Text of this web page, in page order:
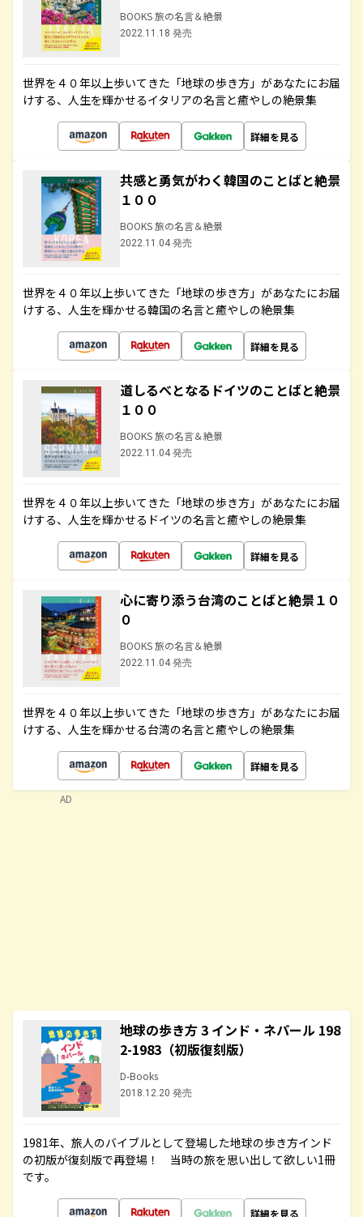
BOOKS 旅の名言＆絶景
2022.11.18 発売
世界を４０年以上歩いてきた「地球の歩き方」があなたにお届
けする、人生を輝かせるイタリアの名言と癒やしの絶景集
詳細を見る
共感と勇気がわく韓国のことばと絶景
１００
BOOKS 旅の名言＆絶景
2022.11.04 発売
世界を４０年以上歩いてきた「地球の歩き方」があなたにお届
けする、人生を輝かせる韓国の名言と癒やしの絶景集
詳細を見る
道しるべとなるドイツのことばと絶景
１００
BOOKS 旅の名言＆絶景
2022.11.04 発売
世界を４０年以上歩いてきた「地球の歩き方」があなたにお届
けする、人生を輝かせるドイツの名言と癒やしの絶景集
詳細を見る
心に寄り添う台湾のことばと絶景１０
０
BOOKS 旅の名言＆絶景
2022.11.04 発売
世界を４０年以上歩いてきた「地球の歩き方」があなたにお届
けする、人生を輝かせる台湾の名言と癒やしの絶景集
詳細を見る
地球の歩き方 3 インド・ネパール 198
2-1983（初版復刻版）
D-Books
2018.12.20 発売
1981年、旅人のバイブルとして登場した地球の歩き方インド
の初版が復刻版で再登場！ 当時の旅を思い出して欲しい1冊
です。
詳細を見る
AD